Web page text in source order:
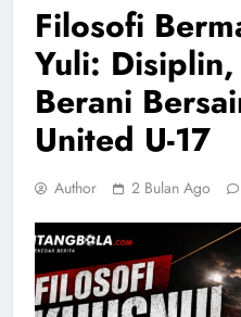
Filosofi
Yuli:
Berani
United U-17
Author 2 Bulan Ago